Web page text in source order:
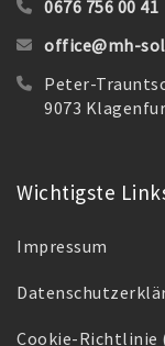
0676 756 00 41
office@mh-
Peter-
9073
Wichtigste
Impressum
Cookie-Richtlinie